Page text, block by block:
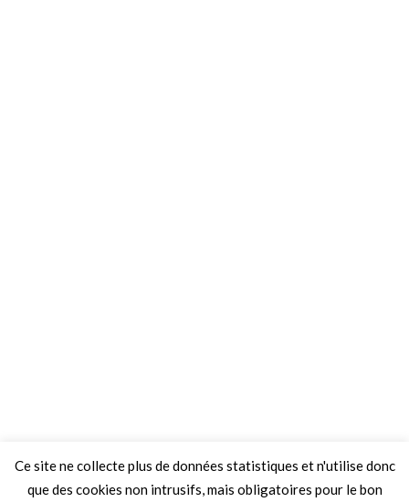
Ce site ne collecte plus de données statistiques et n'utilise donc
que des cookies non intrusifs, mais obligatoires pour le bon